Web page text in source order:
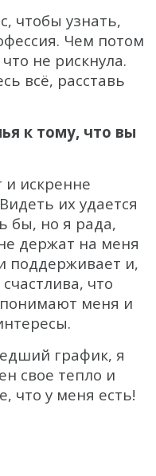
чтобы узнать,
Чем потом
не рискнула.
всё, расставь
к тому, что вы
искренне
их удается
бы, но я рада,
держат на меня
поддерживает и,
что
меня и
график, я
свое тепло и
что у меня есть!